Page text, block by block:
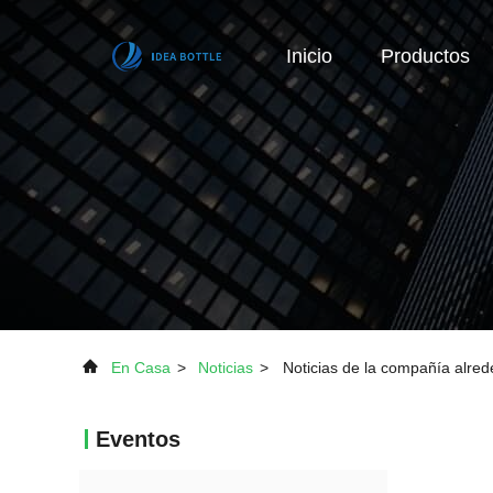
Inicio Productos
En Casa > Noticias > Noticias de la compañía
Eventos